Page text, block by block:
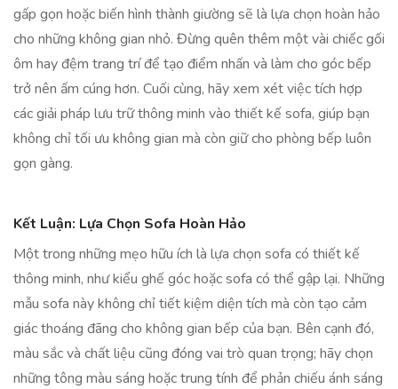
gấp gọn hoặc biến hình thành giường sẽ là lựa chọn hoàn hảo
cho những không gian nhỏ. Đừng quên thêm một vài chiếc gối
ôm hay đệm trang trí để tạo điểm nhấn và làm cho góc bếp
trở nên ấm cúng hơn. Cuối cùng, hãy xem xét việc tích hợp
các giải pháp lưu trữ thông minh vào thiết kế sofa, giúp bạn
không chỉ tối ưu không gian mà còn giữ cho phòng bếp luôn
gọn gàng.
Kết Luận: Lựa Chọn Sofa Hoàn Hảo
Một trong những mẹo hữu ích là lựa chọn sofa có thiết kế
thông minh, như kiểu ghế góc hoặc sofa có thể gập lại. Những
mẫu sofa này không chỉ tiết kiệm diện tích mà còn tạo cảm
giác thoáng đãng cho không gian bếp của bạn. Bên cạnh đó,
màu sắc và chất liệu cũng đóng vai trò quan trọng; hãy chọn
những tông màu sáng hoặc trung tính để phản chiếu ánh sáng